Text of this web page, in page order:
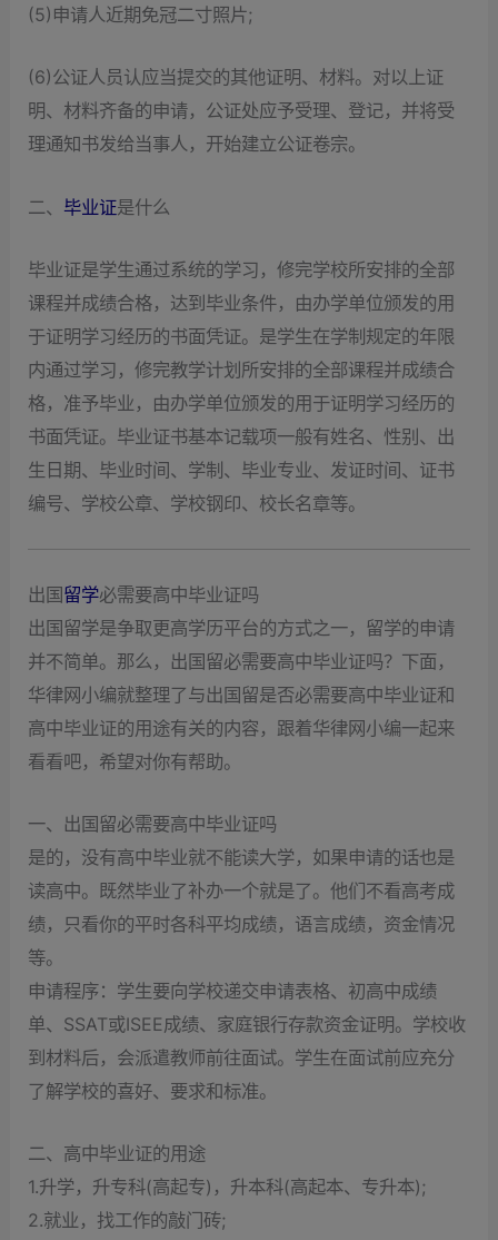
(5)申请人近期免冠二寸照片;
(6)公证人员认应当提交的其他证明、材料。对以上证
明、材料齐备的申请，公证处应予受理、登记，并将受
理通知书发给当事人，开始建立公证卷宗。
二、 毕业证是什么
毕业证是学生通过系统的学习，修完学校所安排的全部
课程并成绩合格，达到毕业条件，由办学单位颁发的用
于证明学习经历的书面凭证。是学生在学制规定的年限
内通过学习，修完教学计划所安排的全部课程并成绩合
格，准予毕业，由办学单位颁发的用于证明学习经历的
书面凭证。毕业证书基本记载项一般有姓名、性别、出
生日期、毕业时间、学制、毕业专业、发证时间、证书
编号、学校公章、学校钢印、校长名章等。
出国留学必需要高中毕业证吗
出国留学是争取更高学历平台的方式之一，留学的申请
并不简单。那么，出国留必需要高中毕业证吗？下面，
华律网小编就整理了与出国留是否必需要高中毕业证和
高中毕业证的用途有关的内容，跟着华律网小编一起来
看看吧，希望对你有帮助。
一、出国留必需要高中毕业证吗
是的，没有高中毕业就不能读大学，如果申请的话也是
读高中。既然毕业了补办一个就是了。他们不看高考成
绩，只看你的平时各科平均成绩，语言成绩，资金情况
等。
申请程序：学生要向学校递交申请表格、初高中成绩
单、SSAT或ISEE成绩、家庭银行存款资金证明。学校收
到材料后，会派遣教师前往面试。学生在面试前应充分
了解学校的喜好、要求和标准。
二、高中毕业证的用途
1.升学，升专科(高起专)，升本科(高起本、专升本);
2.就业，找工作的敲门砖;